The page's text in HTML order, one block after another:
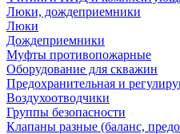
Люки, дождеприемники
Люки
Дождеприемники
Муфты противопожарные
Оборудование для скважин
Предохранительная и
Воздухоотводчики
Группы безопасности
Клапаны разные (баланс,